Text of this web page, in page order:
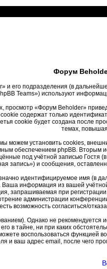
Форум
и его подразделения (в
Teams») используют
«Форум Beholder»
содержат только
cookie будет создана после
темах,
установить cookies,
обеспечением phpBB.
под учётной записью
запись») и сообщения,
идентифицируемое имя (в
информация из вашей
запрашиваемая при
администрации
возможность согласиться/
Однако не рекомендуется
в тайне, ни при каких
воспользоваться
и ваш адрес email, после чего